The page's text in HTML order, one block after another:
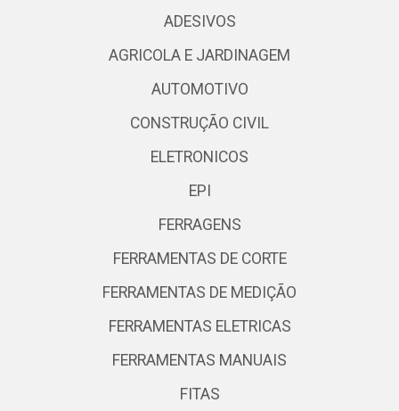
ADESIVOS
AGRICOLA E JARDINAGEM
AUTOMOTIVO
CONSTRUÇÃO CIVIL
ELETRONICOS
EPI
FERRAGENS
FERRAMENTAS DE CORTE
FERRAMENTAS DE MEDIÇÃO
FERRAMENTAS ELETRICAS
FERRAMENTAS MANUAIS
FITAS